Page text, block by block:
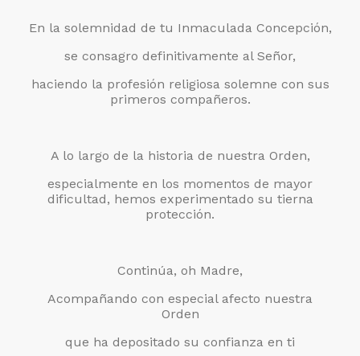
En la solemnidad de tu Inmaculada Concepción,
se consagro definitivamente al Señor,
haciendo la profesión religiosa solemne con sus
primeros compañeros.
A lo largo de la historia de nuestra Orden,
especialmente en los momentos de mayor
dificultad, hemos experimentado su tierna
protección.
Continúa, oh Madre,
Acompañando con especial afecto nuestra
Orden
que ha depositado su confianza en ti